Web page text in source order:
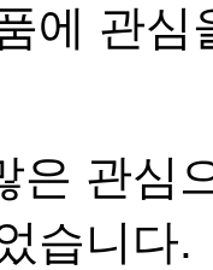
에 관
은 관심
습니다.